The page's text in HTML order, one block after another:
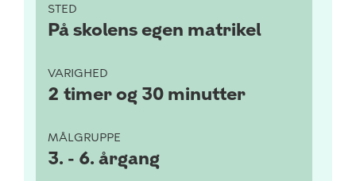
STED
På skolens egen matrikel
VARIGHED
2 timer og 30 minutter
MÅLGRUPPE
3. - 6. årgang